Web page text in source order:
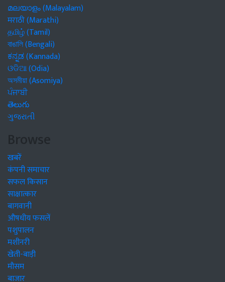
മലയാളം (Malayalam)
मराठी (Marathi)
தமிழ் (Tamil)
বাঙালি (Bengali)
ಕನ್ನಡ (Kannada)
ଓଡିଆ (Odia)
অসমীয়া (Asomiya)
ਪੰਜਾਬੀ
తెలుగు
ગુજરાતી
Browse
खबरें
कंपनी समाचार
सफल किसान
साक्षात्कार
बागवानी
औषधीय फसलें
पशुपालन
मशीनरी
खेती-बाड़ी
मौसम
बाजार